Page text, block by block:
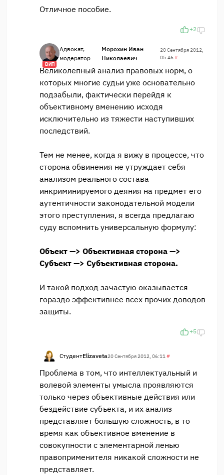
Отличное пособие.
+2
ВИП
Адвокат,
модератор
Морохин Иван
Николаевич
20 Сентября 2012,
05:46#
Великолепный анализ правовых норм, о
которых многие судьи уже основательно
подзабыли, фактически перейдя к
объективному вменению исходя
исключительно из тяжести наступивших
последствий.
Тем не менее, когда я вижу в процессе, что
сторона обвинения не утруждает себя
анализом реального состава
инкриминируемого деяния на предмет его
аутентичности законодательной модели
этого преступления, я всегда предлагаю
суду вспомнить универсальную формулу:
Объект —> Объективная сторона —>
Субъект —> Субъективная сторона.
И такой подход зачастую оказывается
гораздо эффективнее всех прочих доводов
защиты.
+5
СтудентElizaveta20 Сентября 2012, 06:11#
Проблема в том, что интеллектуальный и
волевой элементы умысла проявляются
только через объективные действия или
бездействие субъекта, и их анализ
представляет большую сложность, в то
время как объективное вменение в
совокупности с элементарной ленью
правоприменителя никакой сложности не
представляет.